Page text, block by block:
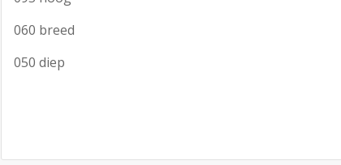
060 breed
050 diep